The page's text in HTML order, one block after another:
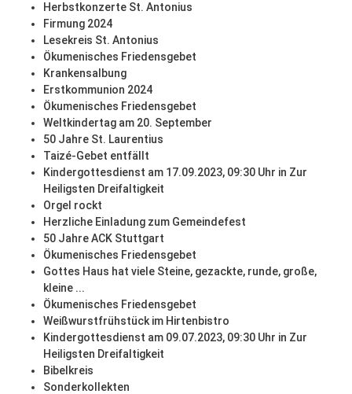
Herbstkonzerte St. Antonius
Firmung 2024
Lesekreis St. Antonius
Ökumenisches Friedensgebet
Krankensalbung
Erstkommunion 2024
Ökumenisches Friedensgebet
Weltkindertag am 20. September
50 Jahre St. Laurentius
Taizé-Gebet entfällt
Kindergottesdienst am 17.09.2023, 09:30 Uhr in Zur
Heiligsten Dreifaltigkeit
Orgel rockt
Herzliche Einladung zum Gemeindefest
50 Jahre ACK Stuttgart
Ökumenisches Friedensgebet
Gottes Haus hat viele Steine, gezackte, runde, große,
kleine ...
Ökumenisches Friedensgebet
Weißwurstfrühstück im Hirtenbistro
Kindergottesdienst am 09.07.2023, 09:30 Uhr in Zur
Heiligsten Dreifaltigkeit
Bibelkreis
Sonderkollekten